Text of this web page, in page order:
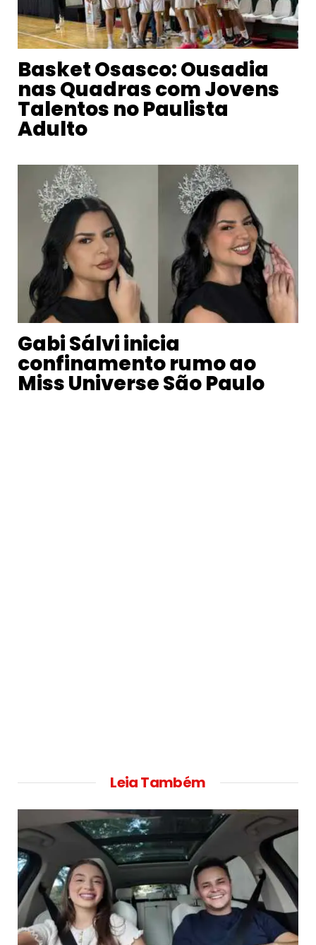
Basket Osasco: Ousadia
nas Quadras com Jovens
Talentos no Paulista
Adulto
Gabi Sálvi inicia
confinamento rumo ao
Miss Universe São Paulo
Leia Também